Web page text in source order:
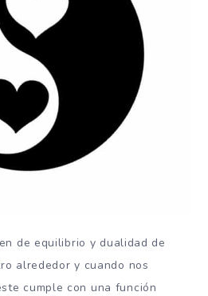
de equilibrio y dualidad de
alrededor y cuando nos
cumple con una función